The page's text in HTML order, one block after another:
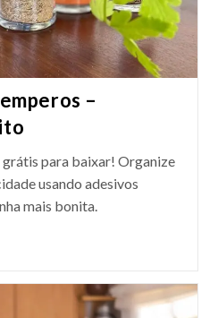
–
para baixar! Organize
usando adesivos
mais bonita.